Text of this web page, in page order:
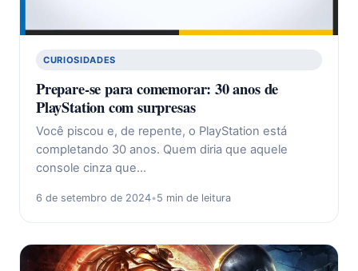
CURIOSIDADES
Prepare-se para comemorar: 30 anos de
PlayStation com surpresas
Você piscou e, de repente, o PlayStation está
completando 30 anos. Quem diria que aquele
console cinza que…
6 de setembro de 2024•5 min de leitura